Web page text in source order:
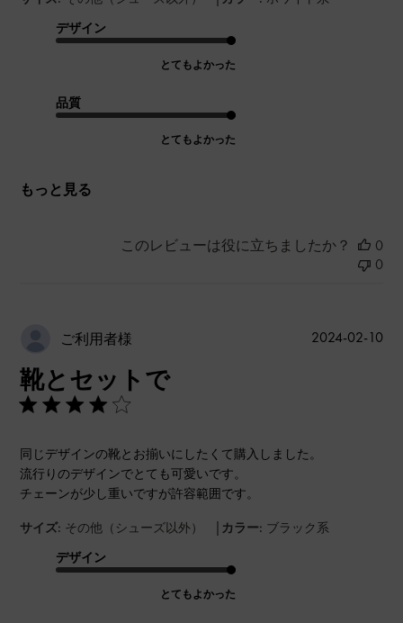
デザイン
とてもよかった
品質
とてもよかった
もっと見る
このレビューは役に立ちましたか？
0
0
ご利用者様
靴とセットで
同じデザインの靴とお揃いにしたくて購入しました。
流行りのデザインでとても可愛いです。
チェーンが少し重いですが許容範囲です。
サイズ: その他（シューズ以外） | カラー: ブラック系
デザイン
とてもよかった
公
2024-02-10